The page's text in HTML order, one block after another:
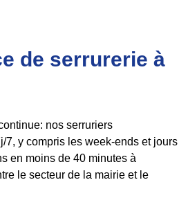
de serrurerie à
nos serruriers
7, y compris les week-ends et jours
en moins de 40 minutes à
le secteur de la mairie et le